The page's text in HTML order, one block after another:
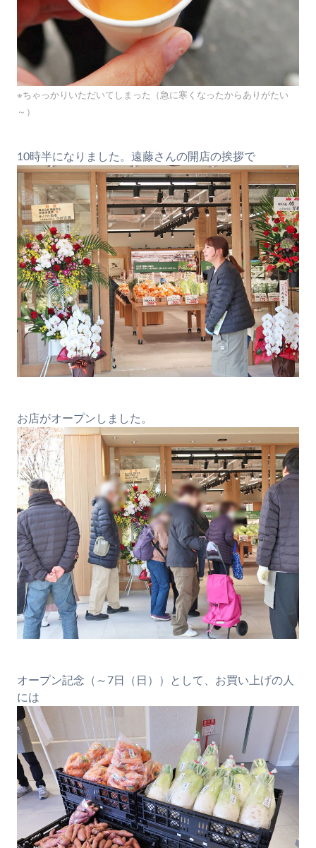
※ちゃっかりいただいてしまった（急に寒くなったからありがたい
～）
10時半になりました。遠藤さんの開店の挨拶で
お店がオープンしました。
オープン記念（～7日（日））として、お買い上げの人
には